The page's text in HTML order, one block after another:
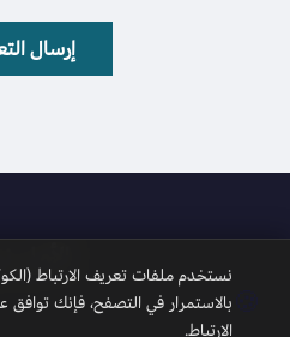
الأملنستخدم ملفات تعريف الارتباط
بالاستمرار في التصفح، فإنك
الارتباط.